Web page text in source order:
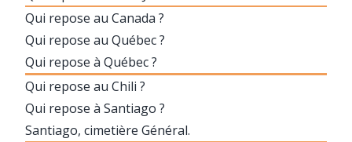
Qui repose au Canada ?
Qui repose au Québec ?
Qui repose à Québec ?
Qui repose au Chili ?
Qui repose à Santiago ?
Santiago, cimetière Général.